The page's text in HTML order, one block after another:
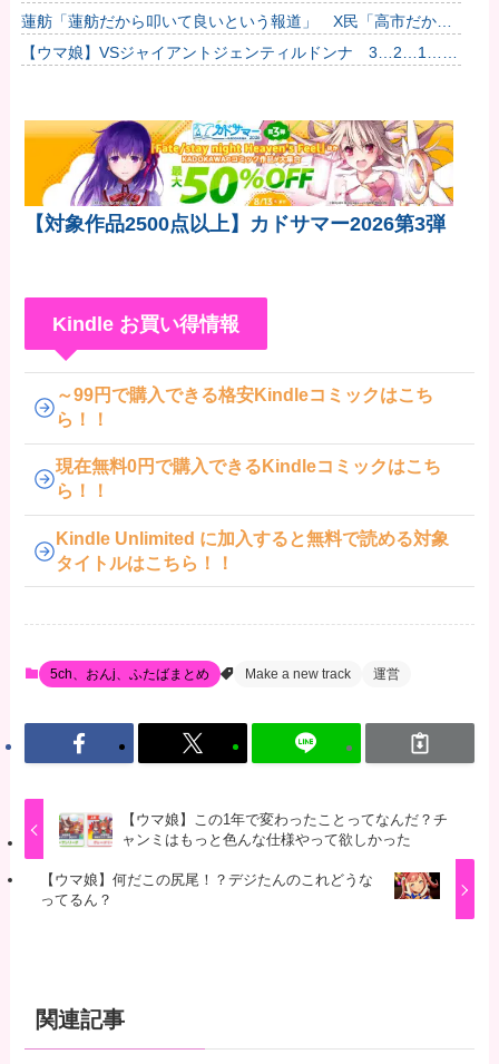
会うんだよ…
蓮舫「蓮舫だから叩いて良いという報道」 X民「高市だから
叩いて良いをやってるのがお前だろ」
【ウマ娘】VSジャイアントジェンティルドンナ 3…2…1…
【対象作品2500点以上】カドサマー2026第3弾
Kindle お買い得情報
～99円で購入できる格安Kindleコミックはこち
ら！！
現在無料0円で購入できるKindleコミックはこち
ら！！
Kindle Unlimited に加入すると無料で読める対象
タイトルはこちら！！
5ch、おんj、ふたばまとめ Make a new track 運営
【ウマ娘】この1年で変わったことってなんだ？チ
ャンミはもっと色んな仕様やって欲しかった
【ウマ娘】何だこの尻尾！？デジたんのこれどうな
ってるん？
関連記事